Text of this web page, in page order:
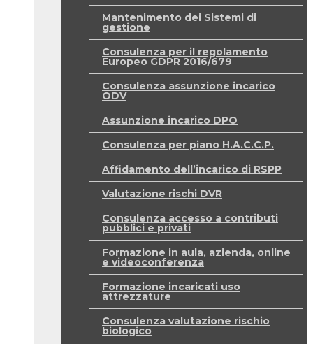
Mantenimento dei Sistemi di
gestione
Consulenza per il regolamento
Europeo GDPR 2016/679
Consulenza assunzione incarico
ODV
Assunzione incarico DPO
Consulenza per piano H.A.C.C.P.
Affidamento dell’incarico di RSPP
Valutazione rischi DVR
Consulenza accesso a contributi
pubblici e privati
Formazione in aula, azienda, online
e videoconferenza
Formazione incaricati uso
attrezzature
Consulenza valutazione rischio
biologico